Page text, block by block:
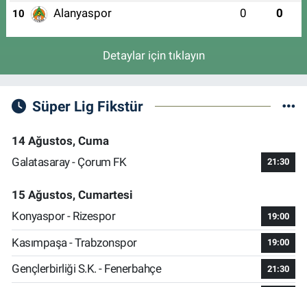
10 Alanyaspor 0 0
Detaylar için tıklayın
Süper Lig Fikstür
14 Ağustos, Cuma
Galatasaray - Çorum FK
21:30
15 Ağustos, Cumartesi
Konyaspor - Rizespor
19:00
Kasımpaşa - Trabzonspor 19:00
Gençlerbirliği S.K. - Fenerbahçe 21:30